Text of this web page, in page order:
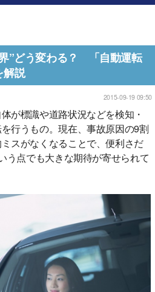
”どう変わる？ 「自動運転
解説
2015-09-19 09:50
が標識や道路状況などを検知・
行うもの。現在、事故原因の9割
スがなくなることで、便利さだ
う点でも大きな期待が寄せられて